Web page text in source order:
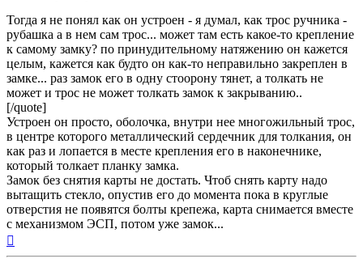
Тогда я не понял как он устроен - я думал, как трос ручника -
рубашка а в нем сам трос... может там есть какое-то крепление
к самому замку? по принудительному натяжению он кажется
целым, кажется как будто он как-то неправильно закреплен в
замке... раз замок его в одну стоорону тянет, а толкать не
может и трос не может толкать замок к закрыванию..
[/quote]
Устроен он просто, оболочка, внутри нее многожильный трос,
в центре которого металлический сердечник для толкания, он
как раз и лопается в месте крепления его в наконечнике,
который толкает планку замка.
Замок без снятия карты не достать. Чтоб снять карту надо
вытащить стекло, опустив его до момента пока в круглые
отверстия не появятся болты крепежа, карта снимается вместе
с механизмом ЭСП, потом уже замок...